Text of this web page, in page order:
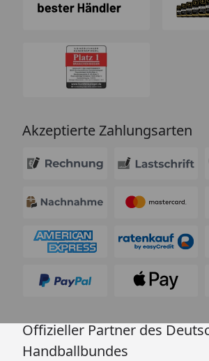
Akzeptierte Zahlungsarten
Offizieller Partner des
Handballbundes